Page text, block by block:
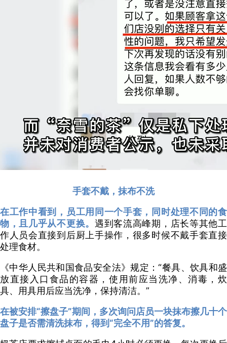
手套不戴，抹布不洗
在工作中看到，员工用同一个手套，同时处理不同的食
物，且几乎从不更换。 遇到客流高峰期，店长等其他工
作人员会直接到后厨上手操作，很多时候不戴手套直接
处理食材。
《中华人民共和国食品安全法》规定：“餐具、饮具和盛
放直接入口食品的容器，使用前应当洗净、消毒，炊
具、用具用后应当洗净，保持清洁。”
在被安排“擦盘子”期间，多次询问店员一块抹布擦几十个
盘子是否需清洗抹布，得到“完全不用”的答复。